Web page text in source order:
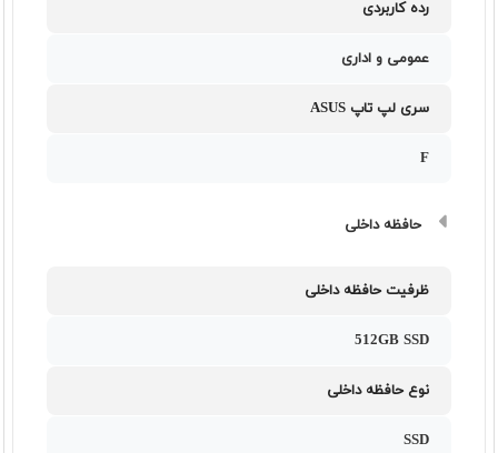
رده کاربردی
عمومی و اداری
سری لپ تاپ ASUS
F
حافظه داخلی
ظرفیت حافظه داخلی
512GB SSD
نوع حافظه داخلی
SSD